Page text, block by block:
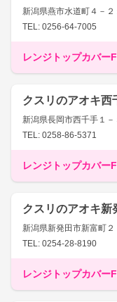
新潟県燕市水道町４－２
TEL: 0256-64-7005
レンジトップカバー
クスリのアオキ西
新潟県長岡市西千手１－
TEL: 0258-86-5371
レンジトップカバー
クスリのアオキ新
新潟県新発田市新富町２
TEL: 0254-28-8190
レンジトップカバー